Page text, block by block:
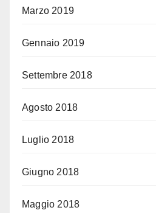
Marzo 2019
Gennaio 2019
Settembre 2018
Agosto 2018
Luglio 2018
Giugno 2018
Maggio 2018